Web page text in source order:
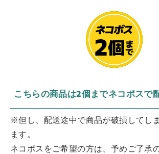
こちらの商品は2個までネコポスで
※但し、配送途中で商品が破損してし
ます。
ネコポスをご希望の方は、予めご了承